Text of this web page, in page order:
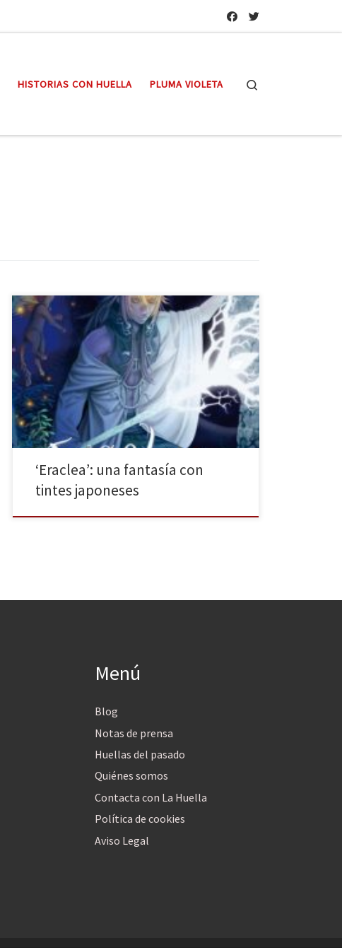
HISTORIAS CON HUELLA PLUMA VIOLETA
Eraclea, la leyenda de la Semilla Dorada de Blanca
Mira es uno de los últimos títulos que ha publicado
Nowevolution. Una novela de fantasía que se
desarrollada en un mundo devastado por el acto
egoísta de un único individuo. La vida tal y como la se
conoce tiene los días […]
‘Eraclea’: una fantasía con
tintes japoneses
Menú
Blog
Notas de prensa
Huellas del pasado
Quiénes somos
Contacta con La Huella
Política de cookies
Aviso Legal